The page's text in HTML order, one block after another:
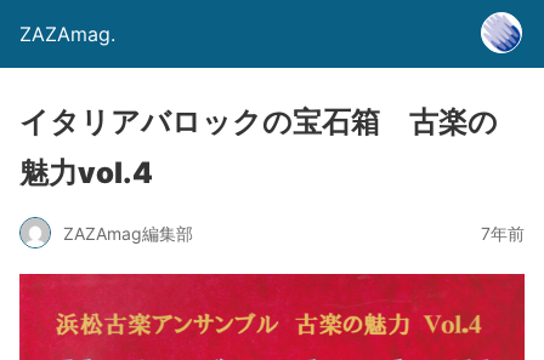
ZAZAmag.
イタリアバロックの宝石箱 古楽の
魅力vol.4
ZAZAmag編集部 7年前